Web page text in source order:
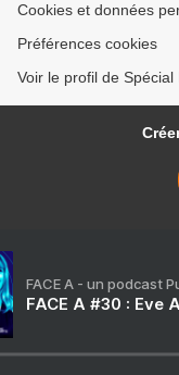
Cookies et données
Préférences cookies
Voir le profil de
FACE A - un podcast
FACE A #30 : Eve